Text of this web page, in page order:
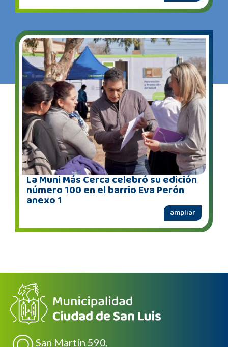
La Muni Más Cerca celebró su edición
número 100 en el barrio Eva Perón
anexo 1
ampliar
San Martín 590,